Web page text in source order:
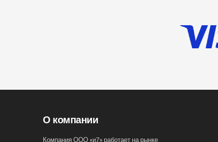
О компании
Компания ООО «и7» работает на рынке